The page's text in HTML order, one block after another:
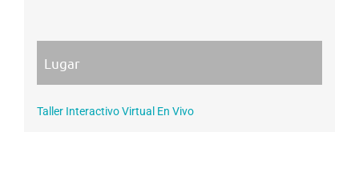
Taller Interactivo Virtual En Vivo